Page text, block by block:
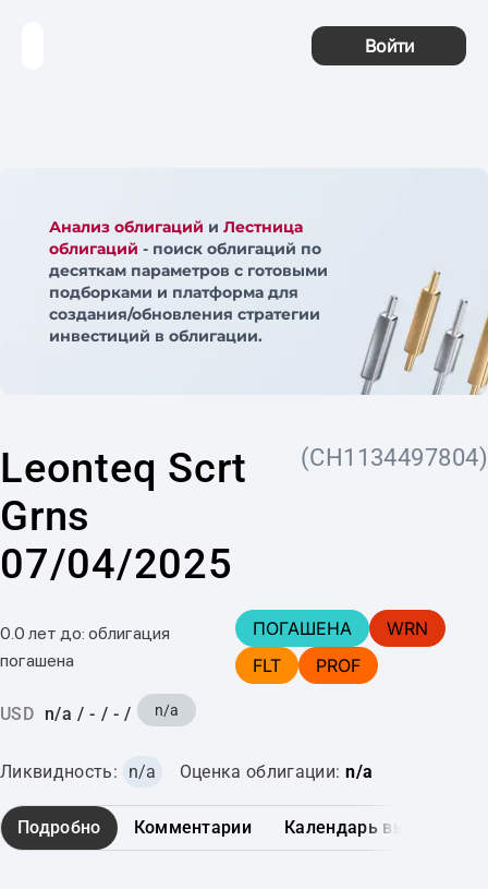
Войти
Анализ облигаций и Лестница
облигаций - поиск облигаций по
десяткам параметров с готовыми
подборками и платформа для
создания/обновления стратегии
инвестиций в облигации.
Leonteq Scrt
Grns
07/04/2025
(CH1134497804)
0.0 лет до: облигация
погашена
ПОГАШЕНА
WRN
FLT
PROF
USD n/a / - / - / n/a
Ликвидность: n/a Оценка облигации: n/a
Подробно Комментарии Календарь выплат